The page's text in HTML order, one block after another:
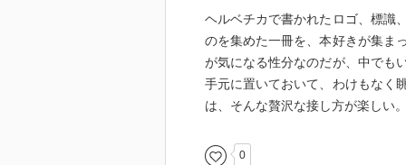
ヘルベチカで書かれたロゴ、標識
のを集めた一冊を、本好きが集ま
が気になる性分なのだが、中でも
手元に置いておいて、わけもなく
は、そんな贅沢な接し方が楽しい
0